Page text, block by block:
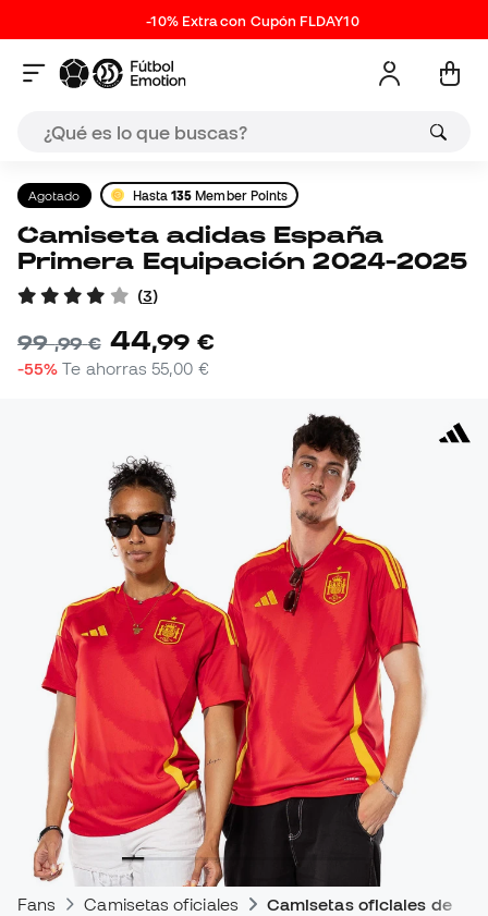
-10% Extra con Cupón FLDAY10
Agotado Hasta135 Member Points
Camiseta adidas España
Primera Equipación 2024-2025
(3)
99,99 € 44,99 €
-55% Te ahorras55,00 €
Fans Camisetas oficiales Camisetas oficiales de